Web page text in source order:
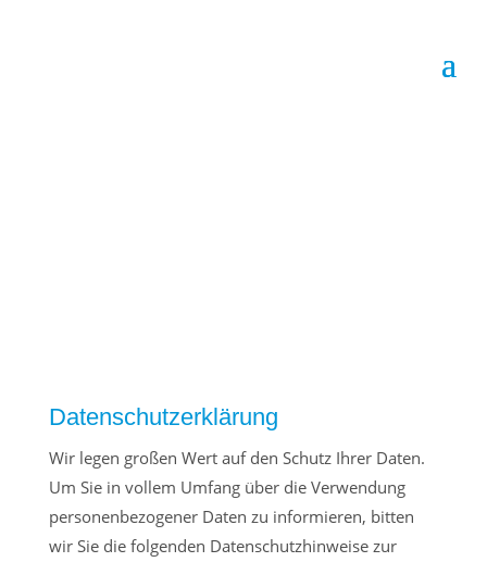
Datenschutzerklärung
Wir legen großen Wert auf den Schutz Ihrer Daten.
Um Sie in vollem Umfang über die Verwendung
personenbezogener Daten zu informieren, bitten
wir Sie die folgenden Datenschutzhinweise zur